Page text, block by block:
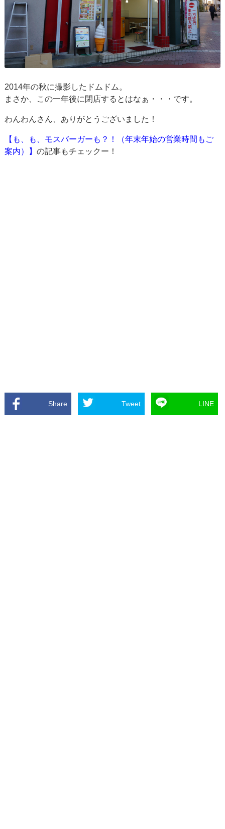
2014年の秋に撮影したドムドム。
まさか、この一年後に閉店するとはなぁ・・・です。
わんわんさん、ありがとうございました！
【も、も、モスバーガーも？！（年末年始の営業時間もご
案内）】の記事もチェックー！
Share Tweet LINE